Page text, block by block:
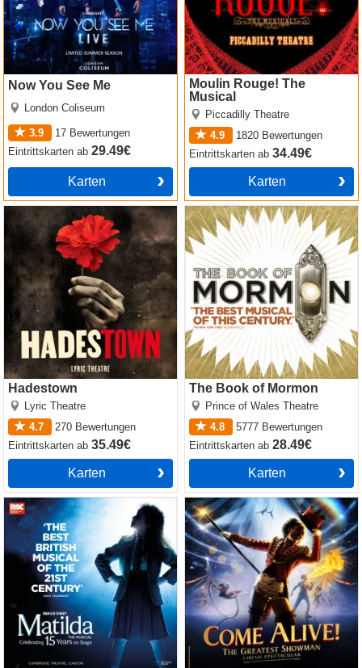
Now You See Me
London Coliseum
3.9 17 Bewertungen
Eintrittskartenab29.49€
Karten
Moulin Rouge! The
Musical
Piccadilly Theatre
4.9
1820 Bewertungen
Eintrittskartenab34.49€
Karten
Hadestown
Lyric Theatre
4.7
270 Bewertungen
Eintrittskartenab35.49€
Karten
Hadestown
The Book of Mormon
Prince of Wales Theatre
4.8
5777 Bewertungen
Eintrittskartenab28.49€
Karten
The Book of Mormon
Matilda The Musical
Come Alive! The Greatest
Showman Circus Spectacular